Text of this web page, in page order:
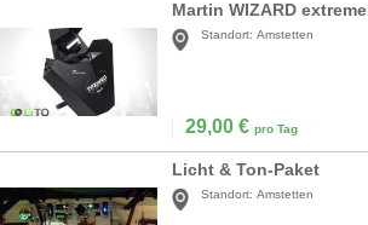
Martin WIZARD extreme
Standort: Amstetten
29,00 € pro Tag
Licht & Ton-Paket
Standort: Amstetten